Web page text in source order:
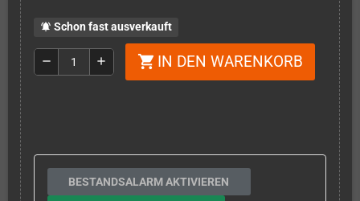
notifications_active Schon fast ausverkauft
remove add shopping_cart IN DEN WARENKORB
BESTANDSALARM AKTIVIEREN